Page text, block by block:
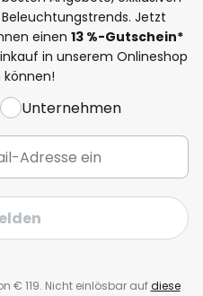
Jetzt
einen 13 %-Gutschein*
in unserem Onlineshop
können!
Unternehmen
€ 119. Nicht einlösbar aufdiese